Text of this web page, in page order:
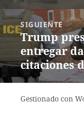
SIGUIENTE
Entrada
siguiente:
Trump
entregar
citaciones
Gestionado con